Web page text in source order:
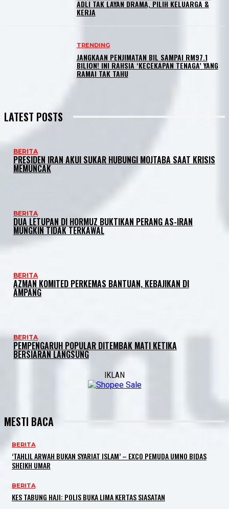
ADLI TAK LAYAN DRAMA, PILIH KELUARGA &
KERJA
TRENDING
JANGKAAN PENJIMATAN BIL SAMPAI RM97.1
BILION! INI RAHSIA ‘KECEKAPAN TENAGA’ YANG
RAMAI TAK TAHU
LATEST POSTS
BERITA
PRESIDEN IRAN AKUI SUKAR HUBUNGI MOJTABA SAAT KRISIS
MEMUNCAK
BERITA
DUA LETUPAN DI HORMUZ BUKTIKAN PERANG AS-IRAN
MUNGKIN TIDAK TERKAWAL
BERITA
AZMAN KOMITED PERKEMAS BANTUAN, KEBAJIKAN DI
AMPANG
BERITA
PEMPENGARUH POPULAR DITEMBAK MATI KETIKA
BERSIARAN LANGSUNG
IKLAN
MESTI BACA
BERITA
‘TAHLIL ARWAH BUKAN SYARIAT ISLAM’ – EXCO PEMUDA UMNO BIDAS
SHEIKH UMAR
BERITA
KES TABUNG HAJI: POLIS BUKA LIMA KERTAS SIASATAN